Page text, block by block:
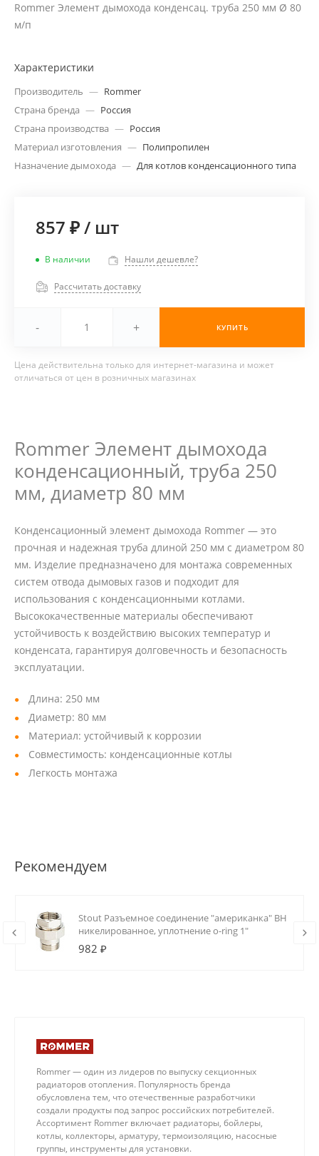
Rommer Элемент дымохода конденсац. труба 250 мм Ø 80
м/п
Характеристики
Производитель — Rommer
Страна бренда — Россия
Страна производства — Россия
Материал изготовления — Полипропилен
Назначение дымохода — Для котлов конденсационного типа
857 ₽/ шт
В наличии Нашли дешевле?
Рассчитать доставку
- + КУПИТЬ
Цена действительна только для интернет-магазина и может
отличаться от цен в розничных магазинах
Rommer Элемент дымохода
конденсационный, труба 250
мм, диаметр 80 мм
Конденсационный элемент дымохода Rommer — это
прочная и надежная труба длиной 250 мм с диаметром 80
мм. Изделие предназначено для монтажа современных
систем отвода дымовых газов и подходит для
использования с конденсационными котлами.
Высококачественные материалы обеспечивают
устойчивость к воздействию высоких температур и
конденсата, гарантируя долговечность и безопасность
эксплуатации.
Длина: 250 мм
Диаметр: 80 мм
Материал: устойчивый к коррозии
Совместимость: конденсационные котлы
Легкость монтажа
Рекомендуем
Stout Разъемное соединение "американка" ВН
никелированное, уплотнение o-ring 1"
982 ₽
Rommer — один из лидеров по выпуску секционных
радиаторов отопления. Популярность бренда
обусловлена тем, что отечественные разработчики
создали продукты под запрос российских потребителей.
Ассортимент Rommer включает радиаторы, бойлеры,
котлы, коллекторы, арматуру, термоизоляцию, насосные
группы, инструменты для установки.